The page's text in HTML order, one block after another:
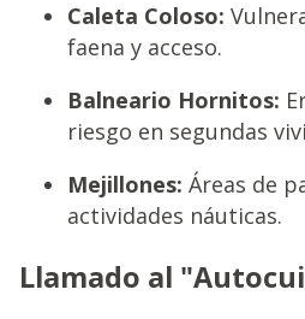
Caleta Coloso:
faena y acceso.
Balneario Hornitos:
riesgo en segundas
Mejillones: Áreas de
actividades náuticas.
Llamado al